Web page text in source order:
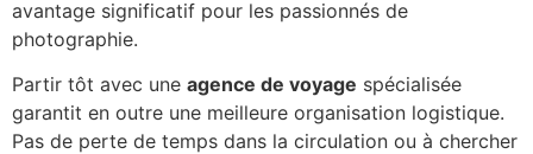
avantage significatif pour les passionnés de
photographie.
Partir tôt avec une agence de voyage spécialisée
garantit en outre une meilleure organisation logistique.
Pas de perte de temps dans la circulation ou à chercher